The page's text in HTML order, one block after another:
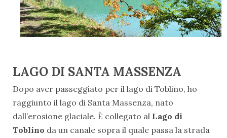
LAGO DI SANTA MASSENZA
Dopo aver passeggiato per il lago di Toblino, ho
raggiunto il lago di Santa Massenza, nato
dall’erosione glaciale. È collegato al Lago di
Toblino da un canale sopra il quale passa la strada